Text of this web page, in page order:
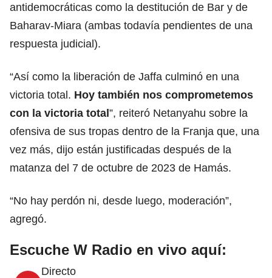
antidemocráticas como la destitución de Bar y de
Baharav-Miara (ambas todavía pendientes de una
respuesta judicial).
“Así como la liberación de Jaffa culminó en una
victoria total. Hoy también nos comprometemos
con la victoria total”, reiteró Netanyahu sobre la
ofensiva de sus tropas dentro de la Franja que, una
vez más, dijo están justificadas después de la
matanza del 7 de octubre de 2023 de Hamás.
“No hay perdón ni, desde luego, moderación”,
agregó.
Escuche W Radio en vivo aquí:
Directo